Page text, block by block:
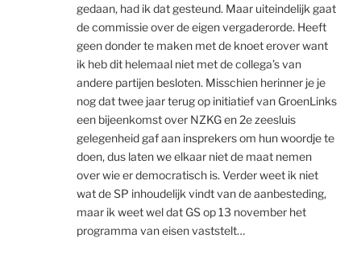
gedaan, had ik dat gesteund. Maar uiteindelijk gaat
de commissie over de eigen vergaderorde. Heeft
geen donder te maken met de knoet erover want
ik heb dit helemaal niet met de collega’s van
andere partijen besloten. Misschien herinner je je
nog dat twee jaar terug op initiatief van GroenLinks
een bijeenkomst over NZKG en 2e zeesluis
gelegenheid gaf aan insprekers om hun woordje te
doen, dus laten we elkaar niet de maat nemen
over wie er democratisch is. Verder weet ik niet
wat de SP inhoudelijk vindt van de aanbesteding,
maar ik weet wel dat GS op 13 november het
programma van eisen vaststelt…